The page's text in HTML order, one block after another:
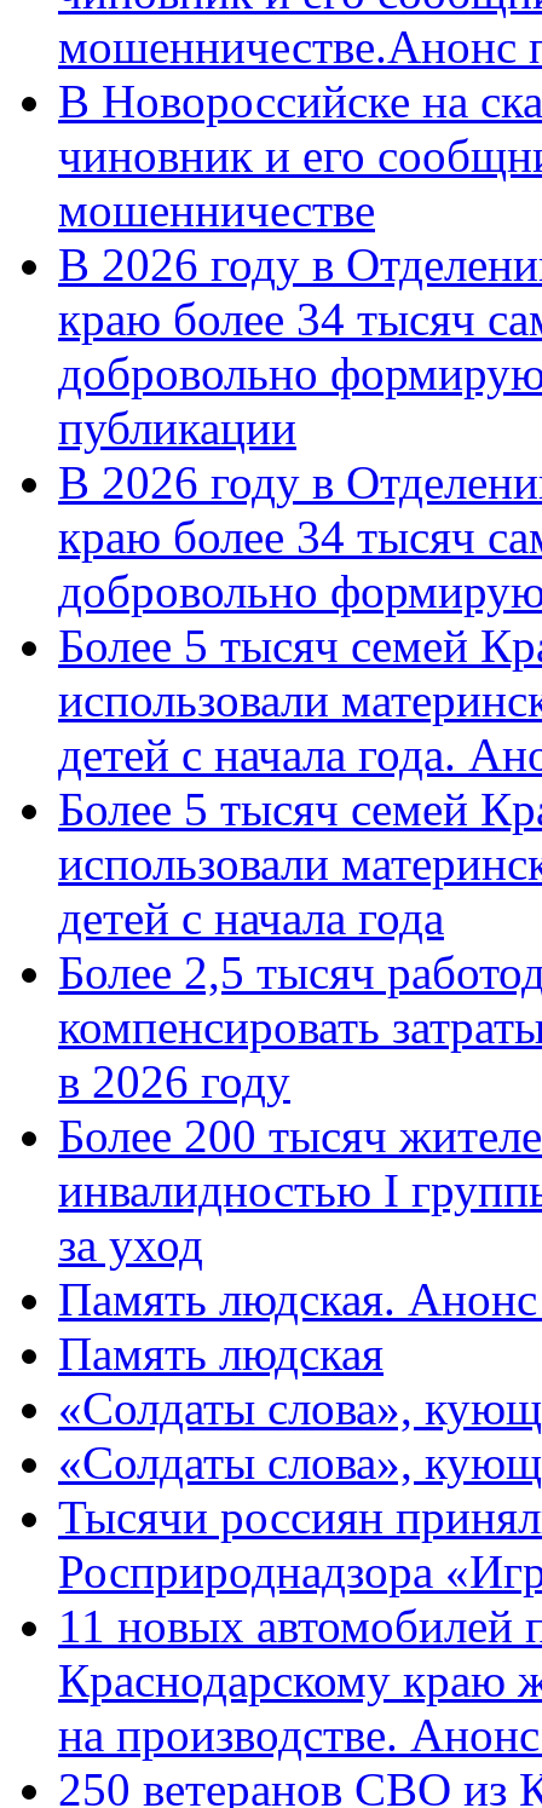
мошенничестве.Анонс
В Новороссийске на
чиновник и его
мошенничестве
В 2026 году в
краю более 34 тысяч
добровольно
публикации
В 2026 году в
краю более 34 тысяч
добровольно
Более 5 тысяч семей
использовали
детей с начала года.
Более 5 тысяч семей
использовали
детей с начала года
Более 2,5 тысяч
компенсировать
в 2026 году
Более 200 тысяч
инвалидностью I
за уход
Память людская.
Память людская
«Солдаты слова»,
«Солдаты слова»,
Тысячи россиян
Росприроднадзора
11 новых автомобилей
Краснодарскому краю
на производстве.
250 ветеранов СВО из